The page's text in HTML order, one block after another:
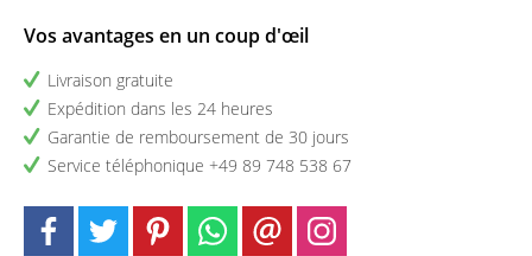
Vos avantages en un coup d'œil
Livraison gratuite
Expédition dans les 24 heures
Garantie de remboursement de 30 jours
Service téléphonique +49 89 748 538 67